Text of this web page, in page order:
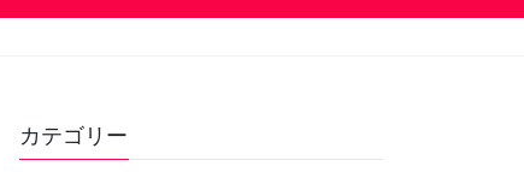
カテゴリー